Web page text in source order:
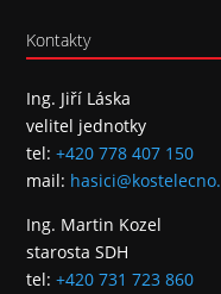
Kontakty
Ing. Jiří Láska
velitel jednotky
tel:+420 778 407 150
mail:
Ing. Martin Kozel
starosta SDH
tel:+420 731 723 860